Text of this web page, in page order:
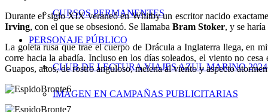
CURSOS PERMANENTES
PERSONAJE PÚBLICO
CLUB DE LECTURA VIAJES AZUL MARINO 2024
IMAGEN EN CAMPAÑAS PUBLICITARIAS
Durante el siglo XIX veraneó en Whitby un escritor nacido
Irving, con el que se obsesionó. Se llamaba Bram Stoker, y se
La goleta rusa que trae el cuerpo de Drácula a Inglaterra llega, en
corre hacia la abadía. Incluso en los días soleados, el viento no
Guapos, altos, de rostro anguloso, melena al viento y aspecto